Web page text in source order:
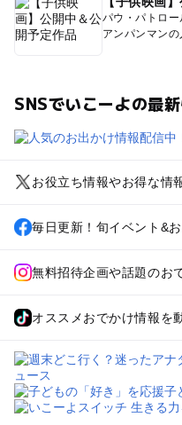
パウ・パトロー
アンパンマンの
SNSでいこーよの最
お役立ち情報やお得な情
毎日更新！旬イベント&
無料招待企画や話題のお
オススメおでかけ情報を